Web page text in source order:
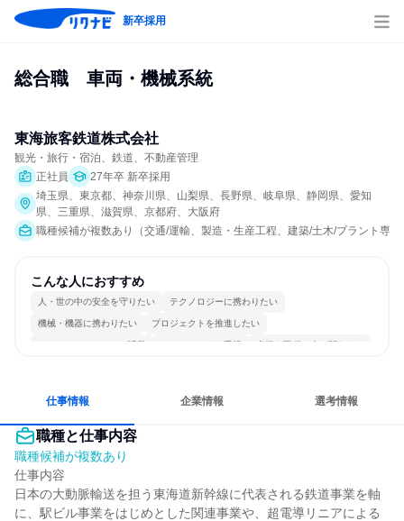
新卒採用
総合職　車両・機械系統
東海旅客鉄道株式会社
観光・旅行・宿泊、鉄道、不動産管理
正社員
27年卒 新卒採用
埼玉県、東京都、神奈川県、山梨県、長野県、岐阜県、静岡県、愛知
県、三重県、滋賀県、京都府、大阪府
職種候補が複数あり（交通/運輸、製造・生産工程、建築/土木/プラント専門
こんな人におすすめ
人・世の中の安全を守りたい テクノロジーに携わりたい
機械・機器に携わりたい プロジェクトを推進したい
コミュニケーションが活発 チームワークを重視 多様な職種の人と関われる
仕事情報 企業情報 選考情報
職種と仕事内容
職種候補が複数あり
仕事内容
日本の大動脈輸送を担う東海道新幹線に代表される鉄道事業を軸
に、駅ビル事業をはじめとした関連事業や、超電導リニアによる